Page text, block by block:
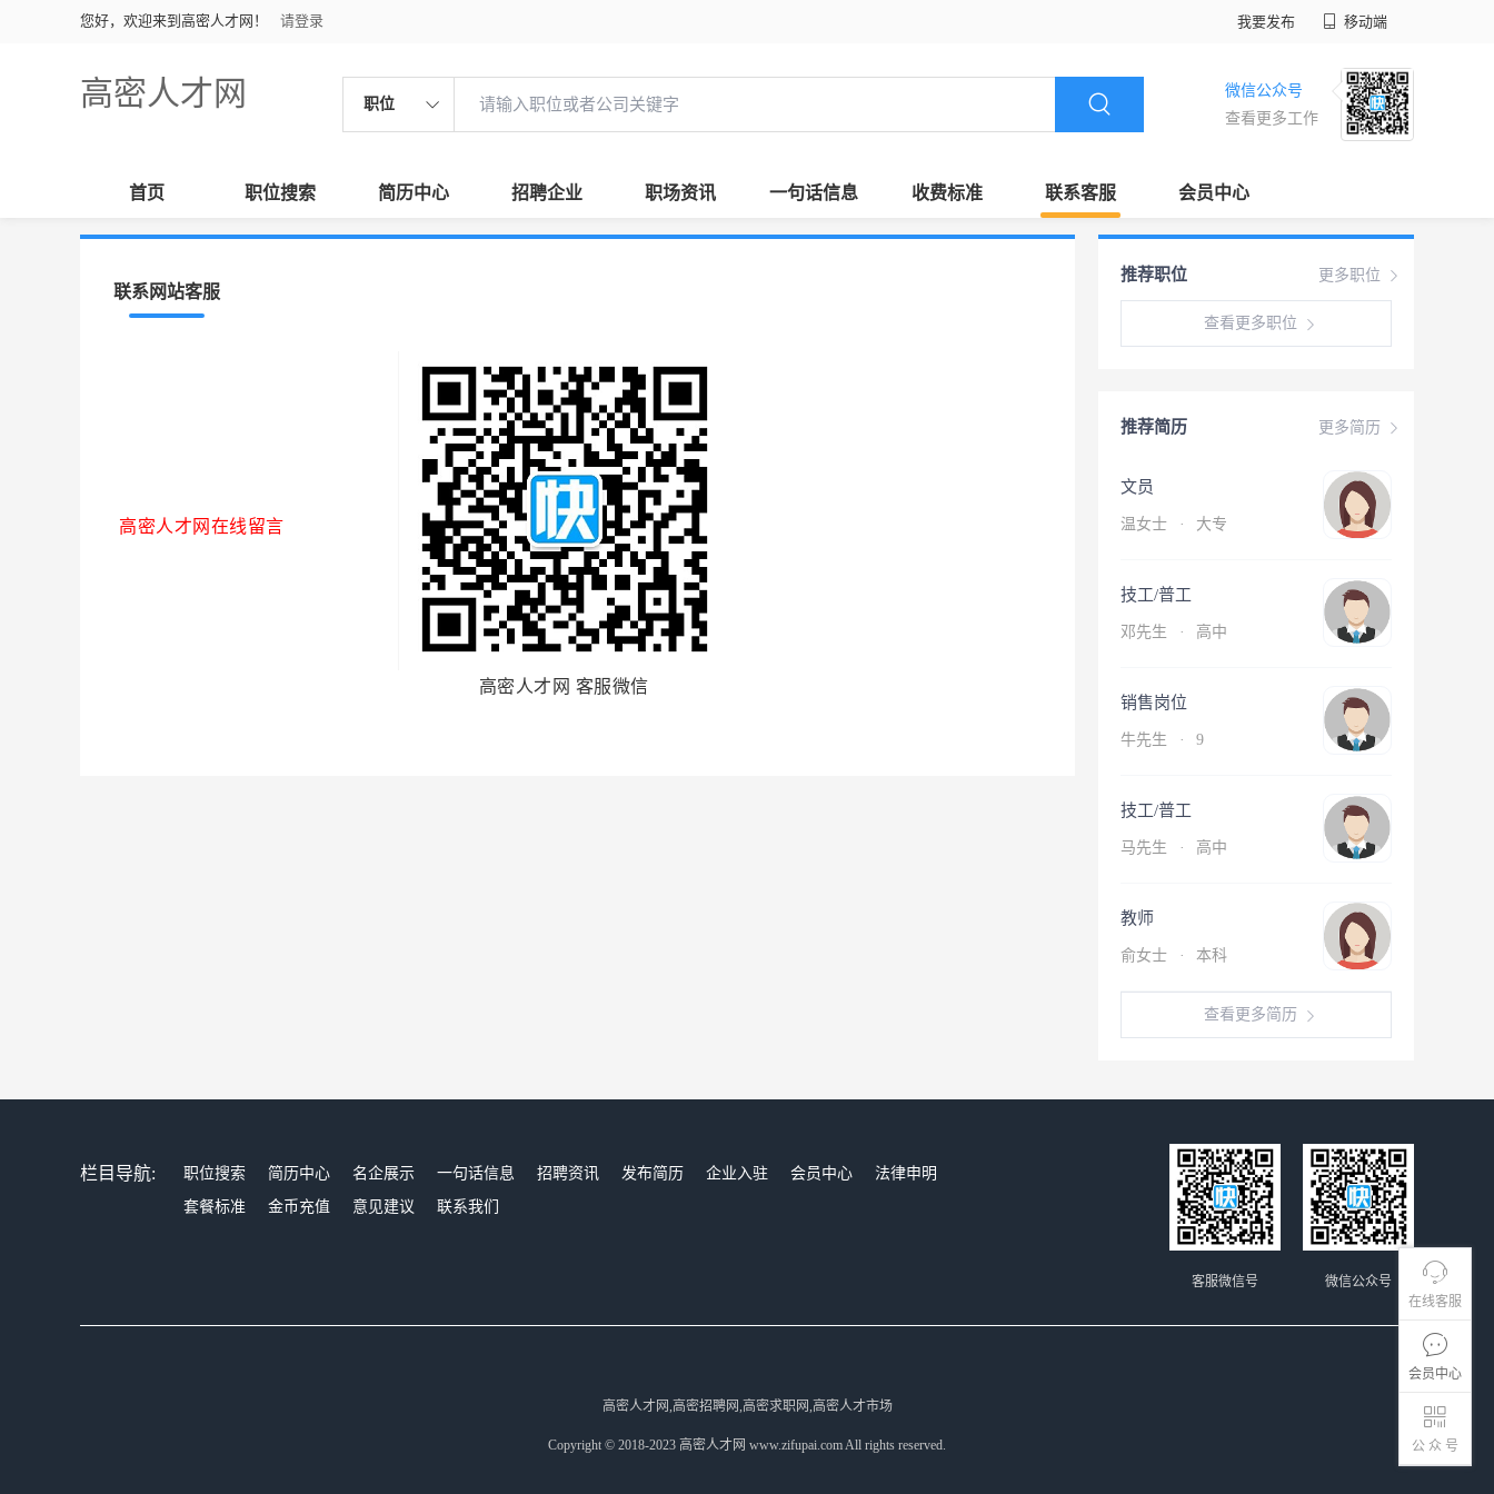
您好，欢迎来到高密人才网！ 请登录 我要发布 移动端
高密人才网 职位
微信公众号
查看更多工作
首页 职位搜索 简历中心 招聘企业 职场资讯 一句话信息 收费标准 联系客服 会员中心
在线客服
会员中心
公 众 号
联系网站客服
高密人才网在线留言
高密人才网 客服微信
更多职位
推荐职位
查看更多职位
更多简历
推荐简历
文员
温女士 · 大专
技工/普工
邓先生 · 高中
销售岗位
牛先生 · 9
技工/普工
马先生 · 高中
教师
俞女士 · 本科
查看更多简历
栏目导航: 职位搜索 简历中心 名企展示 一句话信息 招聘资讯 发布简历 企业入驻 会员中心
法律申明
套餐标准
金币充值 意见建议 联系我们
微信公众号
客服微信号
高密人才网,高密招聘网,高密求职网,高密人才市场
Copyright © 2018-2023 高密人才网 www.zifupai.com All rights reserved.